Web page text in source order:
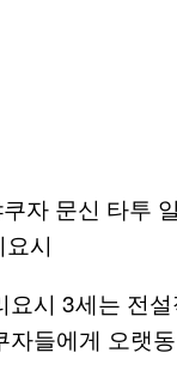
시
요시 3세는 전
자들에게 오랫